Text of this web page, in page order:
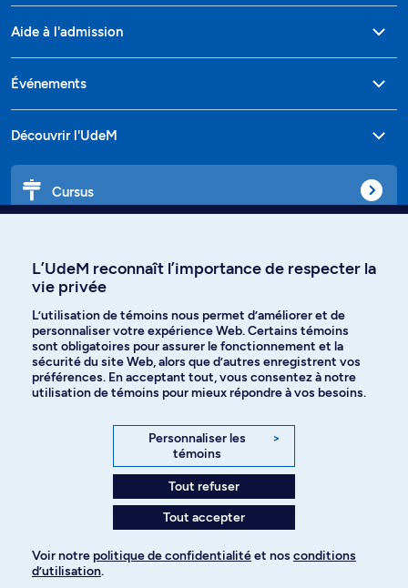
Aide à l'admission
Événements
Découvrir l'UdeM
Cursus
Langues
Facebook Instagram
YouTube
Politique de confidentialité
L’UdeM reconnaît l’importance de respecter la
vie privée
L’utilisation de témoins nous permet d’améliorer et de
personnaliser votre expérience Web. Certains témoins
sont obligatoires pour assurer le fonctionnement et la
sécurité du site Web, alors que d’autres enregistrent vos
préférences. En acceptant tout, vous consentez à notre
utilisation de témoins pour mieux répondre à vos besoins.
Personnaliser les
témoins
>
Tout refuser
Tout accepter
Voir notre politique de confidentialitéet nos conditions
d’utilisation.